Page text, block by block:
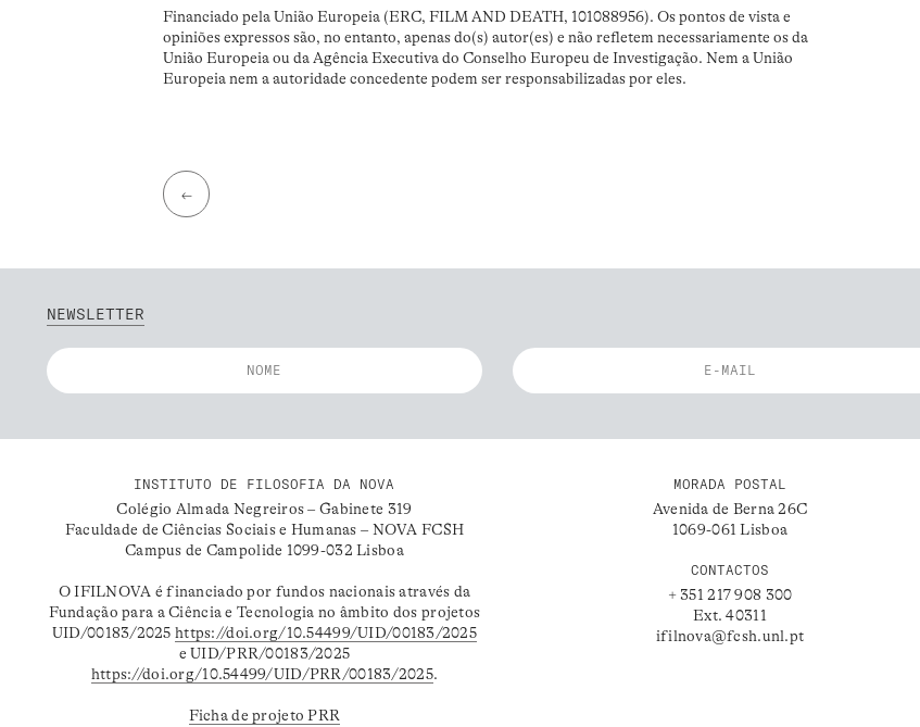
Financiado pela União Europeia (ERC, FILM AND DEATH, 101088956). Os pontos de vista e
opiniões expressos são, no entanto, apenas do(s) autor(es) e não refletem necessariamente os da
União Europeia ou da Agência Executiva do Conselho Europeu de Investigação. Nem a União
Europeia nem a autoridade concedente podem ser responsabilizadas por eles.
←
NEWSLETTER
INSTITUTO DE FILOSOFIA DA NOVA
Colégio Almada Negreiros – Gabinete 319
Faculdade de Ciências Sociais e Humanas – NOVA FCSH
Campus de Campolide 1099-032 Lisboa
O IFILNOVA é financiado por fundos nacionais através da
Fundação para a Ciência e Tecnologia no âmbito dos projetos
UID/00183/2025https://doi.org/10.54499/UID/00183/2025
e UID/PRR/00183/2025
https://doi.org/10.54499/UID/PRR/00183/2025.
Ficha de projeto PRR
MORADA POSTAL
Avenida de Berna 26C
1069-061 Lisboa
CONTACTOS
+ 351 217 908 300
Ext. 40311
ifilnova@fcsh.unl.pt